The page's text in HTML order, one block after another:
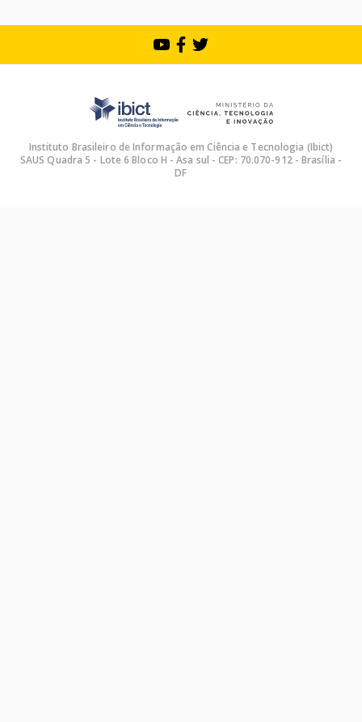
Instituto Brasileiro de Informação em Ciência e Tecnologia (Ibict)
SAUS Quadra 5 - Lote 6 Bloco H - Asa sul - CEP: 70.070-912 - Brasília -
DF